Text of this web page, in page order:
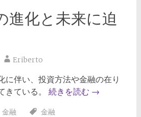
進化と未来に迫
Eriberto
に伴い、投資方法や金融の在り
きている。 続きを読む →
金融 金融